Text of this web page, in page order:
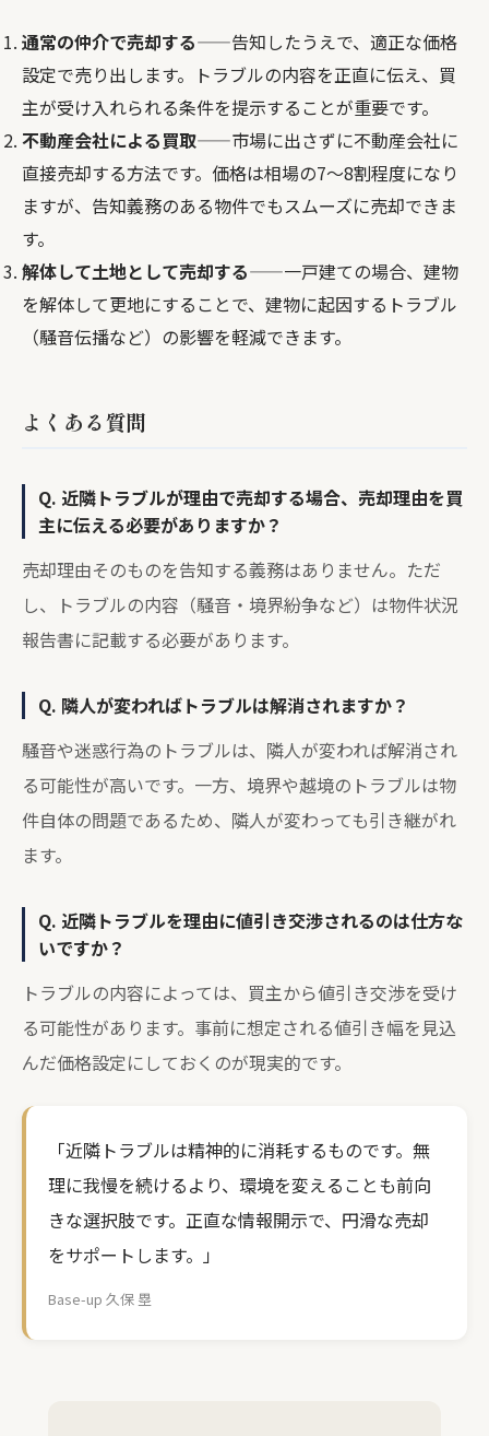
通常の仲介で売却する——告知したうえで、適正な価格
設定で売り出します。トラブルの内容を正直に伝え、買
主が受け入れられる条件を提示することが重要です。
不動産会社による買取——市場に出さずに不動産会社に
直接売却する方法です。価格は相場の7〜8割程度になり
ますが、告知義務のある物件でもスムーズに売却できま
す。
解体して土地として売却する——一戸建ての場合、建物
を解体して更地にすることで、建物に起因するトラブル
（騒音伝播など）の影響を軽減できます。
よくある質問
Q. 近隣トラブルが理由で売却する場合、売却理由を買
主に伝える必要がありますか？
売却理由そのものを告知する義務はありません。ただ
し、トラブルの内容（騒音・境界紛争など）は物件状況
報告書に記載する必要があります。
Q. 隣人が変わればトラブルは解消されますか？
騒音や迷惑行為のトラブルは、隣人が変われば解消され
る可能性が高いです。一方、境界や越境のトラブルは物
件自体の問題であるため、隣人が変わっても引き継がれ
ます。
Q. 近隣トラブルを理由に値引き交渉されるのは仕方な
いですか？
トラブルの内容によっては、買主から値引き交渉を受け
る可能性があります。事前に想定される値引き幅を見込
んだ価格設定にしておくのが現実的です。
「近隣トラブルは精神的に消耗するものです。無
理に我慢を続けるより、環境を変えることも前向
きな選択肢です。正直な情報開示で、円滑な売却
をサポートします。」
Base-up 久保 塁